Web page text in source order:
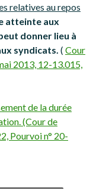
relatives au repos
atteinte aux
donner lieu à
syndicats. ( Cour
2013, 12-13.015,
de la durée
(Cour de
Pourvoi n° 20-